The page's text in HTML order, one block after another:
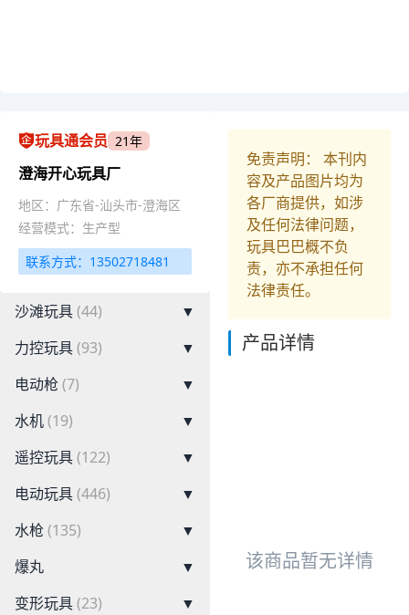
玩具通会员 21年
澄海开心玩具厂
地区：广东省-汕头市-澄海区
经营模式：生产型
联系方式：13502718481
沙滩玩具(44)
▼
力控玩具(93)
▼
电动枪 (7)
▼
水机(19)
▼
遥控玩具(122)
▼
电动玩具(446)
▼
水枪 (135)
▼
爆丸
▼
变形玩具(23)
▼
免责声明： 本刊内
容及产品图片均为
各厂商提供，如涉
及任何法律问题，
玩具巴巴概不负
责，亦不承担任何
法律责任。
产品详情
该商品暂无详情